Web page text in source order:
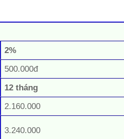
2%
500.000đ
12 tháng
2.160.000
3.240.000